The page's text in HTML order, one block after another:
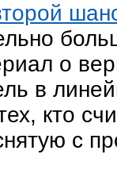
о
в
кто
с